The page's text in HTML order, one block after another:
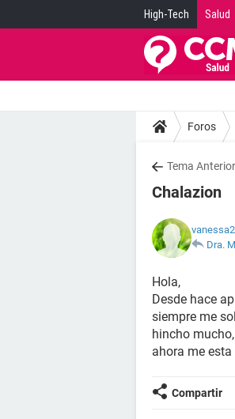
High-Tech Salud
Foros
Tema Anterior
Chalazion
Dra.
Hola,
Desde hace
siempre me
hincho
ahora me
Compartir